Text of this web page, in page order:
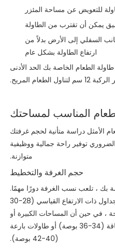
للتعويض عن مساحة المئزر
يمكن أن تقترب من الطاولة
السفلي إلى الأرض بدلاً من
ارتفاع الطاولة بشكل عام
الطعام الخاصة بك الحد الأدنى
الطعام المريح.
المناسب لمساحتك
الأمثل دراسة متأنية لحجم غرفتك
توفير راحة جمالية ووظيفية
متوازنة.
حجم الغرفة والتخطيط
بك ، تلعب نسب الغرفة دورًا مهمًا.
تستفيد المساحات الأصغر من الجداول ذات الارتفاع القياسي (28-30
، في حين أن المساحات الكبيرة أو
المفتوحة يمكن أن تستوعب أناقة (34-36 بوصة) أو طاولات بارعة
(40-42 بوصة).